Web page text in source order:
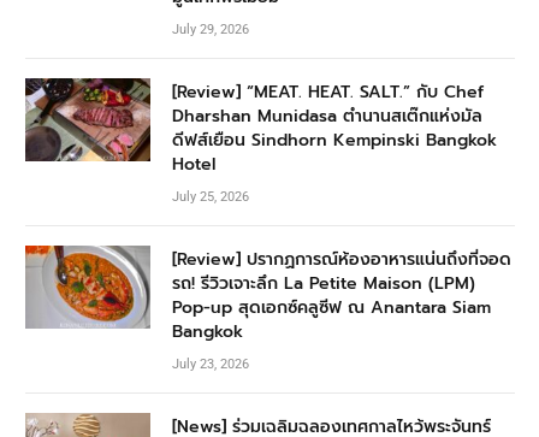
July 29, 2026
[Review] “MEAT. HEAT. SALT.” กับ Chef
Dharshan Munidasa ตำนานสเต๊กแห่งมัล
ดีฟส์เยือน Sindhorn Kempinski Bangkok
Hotel
July 25, 2026
[Review] ปรากฏการณ์ห้องอาหารแน่นถึงที่จอด
รถ! รีวิวเจาะลึก La Petite Maison (LPM)
Pop-up สุดเอกซ์คลูซีฟ ณ Anantara Siam
Bangkok
July 23, 2026
[News] ร่วมเฉลิมฉลองเทศกาลไหว้พระจันทร์